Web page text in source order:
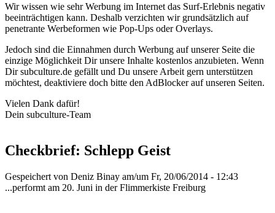
Wir wissen wie sehr Werbung im Internet das Surf-Erlebnis negativ
beeinträchtigen kann. Deshalb verzichten wir grundsätzlich auf
penetrante Werbeformen wie Pop-Ups oder Overlays.
Jedoch sind die Einnahmen durch Werbung auf unserer Seite die
einzige Möglichkeit Dir unsere Inhalte kostenlos anzubieten. Wenn
Dir subculture.de gefällt und Du unsere Arbeit gern unterstützen
möchtest, deaktiviere doch bitte den AdBlocker auf unseren Seiten.
Vielen Dank dafür!
Dein subculture-Team
Checkbrief: Schlepp Geist
Gespeichert von Deniz Binay am/um Fr, 20/06/2014 - 12:43
...performt am 20. Juni in der Flimmerkiste Freiburg